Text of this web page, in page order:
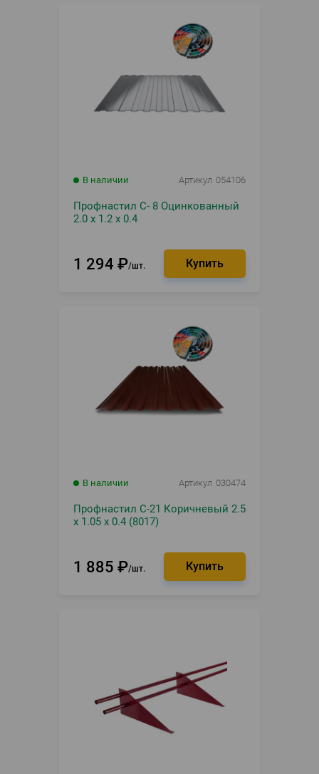
В наличии Артикул 054106
Профнастил С- 8 Оцинкованный
2.0 х 1.2 х 0.4
1 294 ₽ шт.
В наличии Артикул 030474
Профнастил С-21 Коричневый 2.5
х 1.05 х 0.4 (8017)
1 885 ₽ шт.